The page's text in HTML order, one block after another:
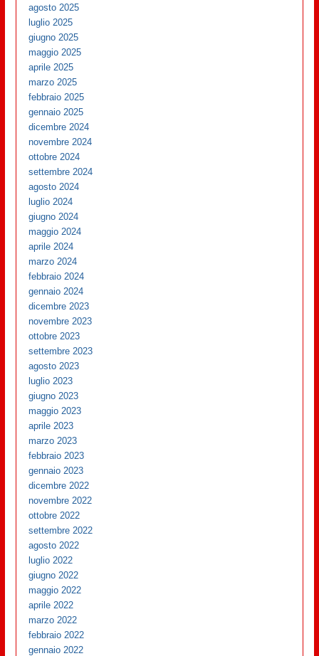
agosto 2025
luglio 2025
giugno 2025
maggio 2025
aprile 2025
marzo 2025
febbraio 2025
gennaio 2025
dicembre 2024
novembre 2024
ottobre 2024
settembre 2024
agosto 2024
luglio 2024
giugno 2024
maggio 2024
aprile 2024
marzo 2024
febbraio 2024
gennaio 2024
dicembre 2023
novembre 2023
ottobre 2023
settembre 2023
agosto 2023
luglio 2023
giugno 2023
maggio 2023
aprile 2023
marzo 2023
febbraio 2023
gennaio 2023
dicembre 2022
novembre 2022
ottobre 2022
settembre 2022
agosto 2022
luglio 2022
giugno 2022
maggio 2022
aprile 2022
marzo 2022
febbraio 2022
gennaio 2022